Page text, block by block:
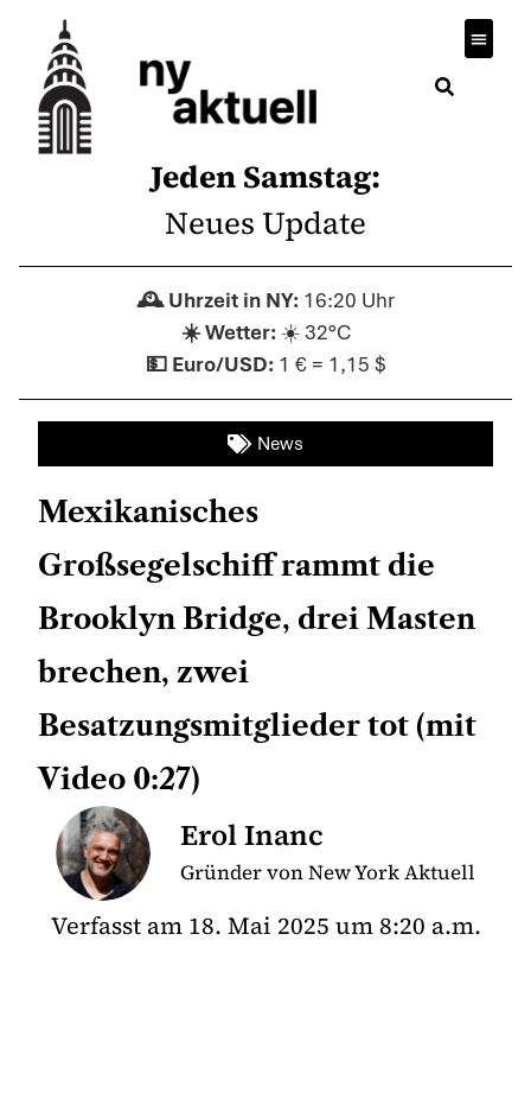
Jeden Samstag:
Neues Update
16:20 Uhr
☀️ 32°C
1 € = 1,15 $
News
Mexikanisches
Großsegelschiff rammt die
Brooklyn Bridge, drei Masten
brechen, zwei
Besatzungsmitglieder tot (mit
Video 0:27)
Erol Inanc
Gründer von New York Aktuell
Verfasst am 18. Mai 2025 um 8:20 a.m.